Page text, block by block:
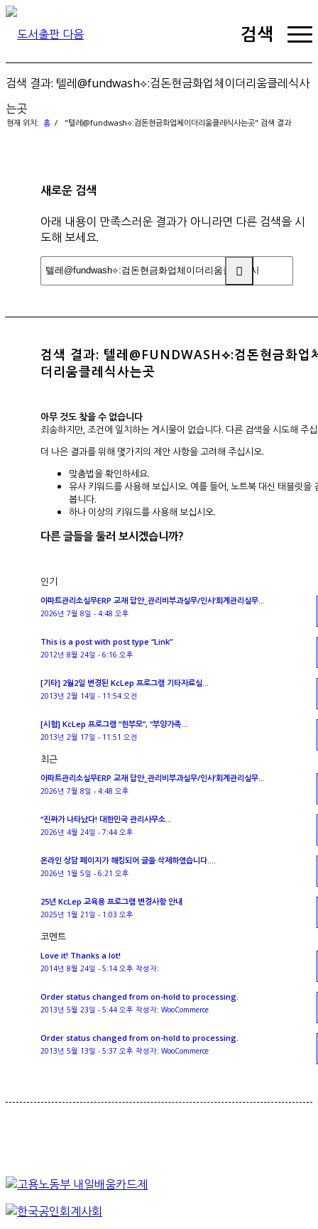
검색
검색 결과: 텔레@fundwash⟡:검돈현금화업체이더리움클레식사
는곳
현재 위치: 홈 / "텔레@fundwash⟡:검돈현금화업체이더리움클레식사는곳" 검색 결과
새로운 검색
아래 내용이 만족스러운 결과가 아니라면 다른 검색을 시
도해 보세요.
검색 결과: 텔레@FUNDWASH⟡:검돈현금화업
더리움클레식사는곳
아무 것도 찾을 수 없습니다
죄송하지만, 조건에 일치하는 게시물이 없습니다. 다른 검색을 시도해 주
더 나은 결과를 위해 몇가지의 제안 사항을 고려해 주십시오.
맞춤법을 확인하세요.
유사 키워드를 사용해 보십시오. 예를 들어, 노트북 대신 태블릿을
봅니다.
하나 이상의 키워드를 사용해 보십시오.
다른 글들을 둘러 보시겠습니까?
인기
아파트관리소실무ERP 교재 답안_관리비부과실무/인사’회계관리실무...
2026년 7월 8일 - 4:48 오후
This is a post with post type “Link”
2012년 8월 24일 - 6:16 오후
[기타] 2월2일 변경된 KcLep 프로그램 기타자료실...
2013년 2월 14일 - 11:54 오전
[시험] KcLep 프로그램 “한부모”, “부양가족...
2013년 2월 17일 - 11:51 오전
최근
아파트관리소실무ERP 교재 답안_관리비부과실무/인사’회계관리실무...
2026년 7월 8일 - 4:48 오후
“진짜가 나타났다! 대한민국 관리사무소...
2026년 4월 24일 - 7:44 오후
온라인 상담 페이지가 해킹되어 글을 삭제하였습니다....
2026년 1월 5일 - 6:21 오후
25년 KcLep 교육용 프로그램 변경사항 안내
2025년 1월 21일 - 1:03 오후
코멘트
Love it! Thanks a lot!
2014년 8월 24일 - 5:14 오후 작성자:
Order status changed from on-hold to processing.
2013년 5월 23일 - 5:44 오후 작성자: WooCommerce
Order status changed from on-hold to processing.
2013년 5월 13일 - 5:37 오후 작성자: WooCommerce